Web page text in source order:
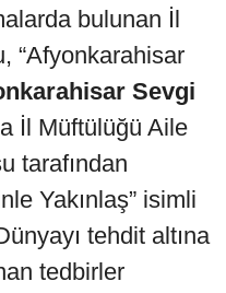
bulunan İl
“Afyonkarahisar
Sevgi
İl Müftülüğü Aile
tarafından
Yakınlaş” isimli
tehdit altına
tedbirler